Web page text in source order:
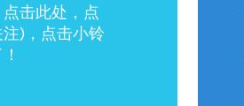
击此处，点
注)，点击小铃